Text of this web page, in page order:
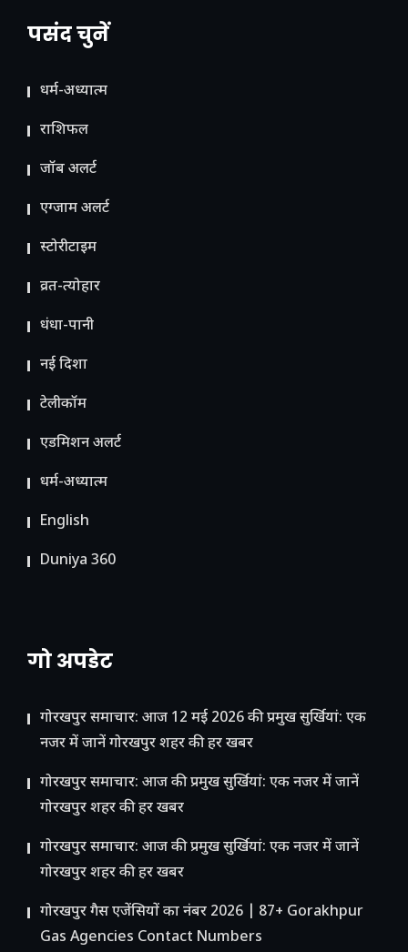
पसंद चुनें
धर्म-अध्यात्म
राशिफल
जॉब अलर्ट
एग्जाम अलर्ट
स्टोरीटाइम
व्रत-त्योहार
धंधा-पानी
नई दिशा
टेलीकॉम
ए​डमिशन अलर्ट
धर्म-अध्यात्म
English
Duniya 360
गो अपडेट
गोरखपुर समाचार: आज 12 मई 2026 की प्रमुख सुर्खियां: एक
नजर में जानें गोरखपुर शहर की हर खबर
गोरखपुर समाचार: आज की प्रमुख सुर्खियां: एक नजर में जानें
गोरखपुर शहर की हर खबर
गोरखपुर समाचार: आज की प्रमुख सुर्खियां: एक नजर में जानें
गोरखपुर शहर की हर खबर
गोरखपुर गैस एजेंसियों का नंबर 2026 | 87+ Gorakhpur
Gas Agencies Contact Numbers